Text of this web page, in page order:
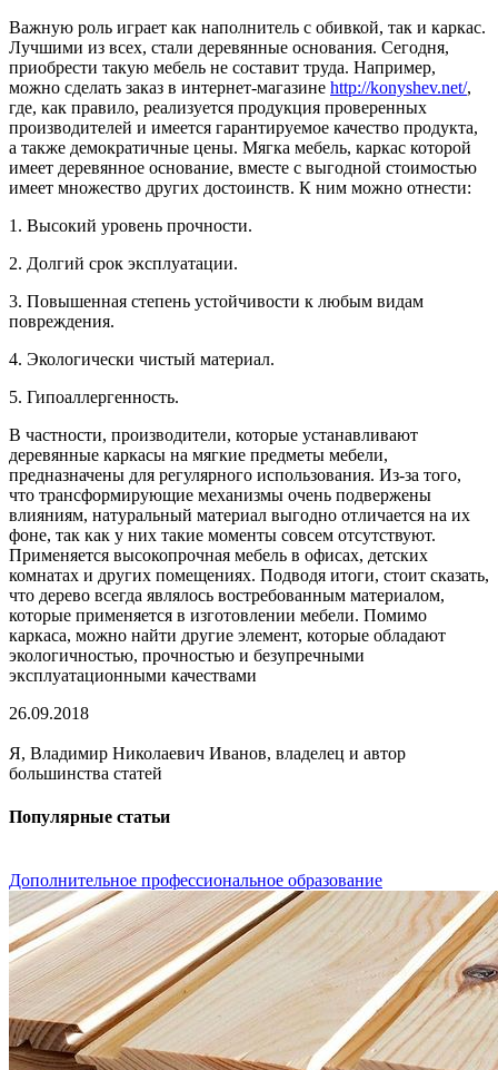
Важную роль играет как наполнитель с обивкой, так и каркас.
Лучшими из всех, стали деревянные основания. Сегодня,
приобрести такую мебель не составит труда. Например,
можно сделать заказ в интернет-магазине http://konyshev.net/,
где, как правило, реализуется продукция проверенных
производителей и имеется гарантируемое качество продукта,
а также демократичные цены. Мягка мебель, каркас которой
имеет деревянное основание, вместе с выгодной стоимостью
имеет множество других достоинств. К ним можно отнести:
1. Высокий уровень прочности.
2. Долгий срок эксплуатации.
3. Повышенная степень устойчивости к любым видам
повреждения.
4. Экологически чистый материал.
5. Гипоаллергенность.
В частности, производители, которые устанавливают
деревянные каркасы на мягкие предметы мебели,
предназначены для регулярного использования. Из-за того,
что трансформирующие механизмы очень подвержены
влияниям, натуральный материал выгодно отличается на их
фоне, так как у них такие моменты совсем отсутствуют.
Применяется высокопрочная мебель в офисах, детских
комнатах и других помещениях. Подводя итоги, стоит сказать,
что дерево всегда являлось востребованным материалом,
которые применяется в изготовлении мебели. Помимо
каркаса, можно найти другие элемент, которые обладают
экологичностью, прочностью и безупречными
эксплуатационными качествами
26.09.2018
Я, Владимир Николаевич Иванов, владелец и автор
большинства статей
Популярные статьи
Дополнительное профессиональное образование